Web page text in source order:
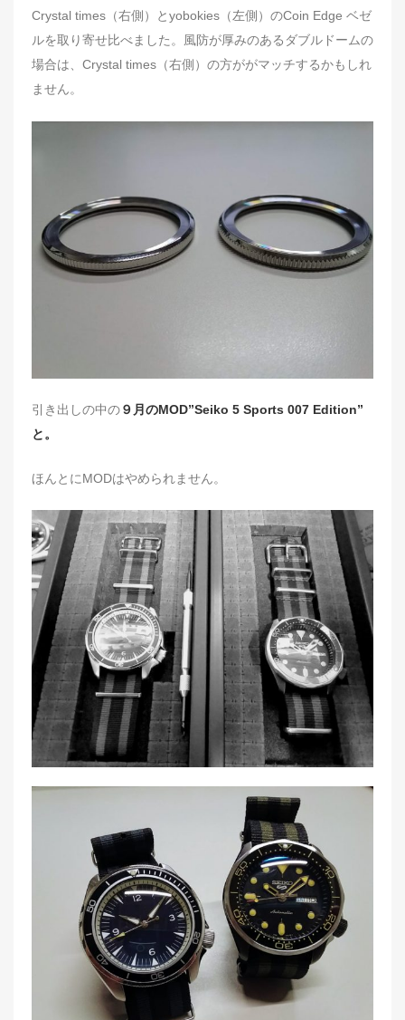
Crystal times（右側）とyobokies（左側）のCoin Edge ベゼ
ルを取り寄せ比べました。風防が厚みのあるダブルドームの
場合は、Crystal times（右側）の方ががマッチするかもしれ
ません。
引き出しの中の９月のMOD”Seiko 5 Sports 007 Edition”
と。
ほんとにMODはやめられません。